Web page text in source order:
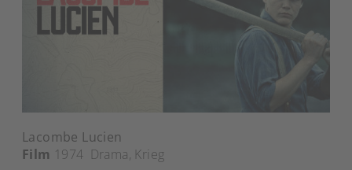
Lacombe Lucien
Film 1974 Drama, Krieg